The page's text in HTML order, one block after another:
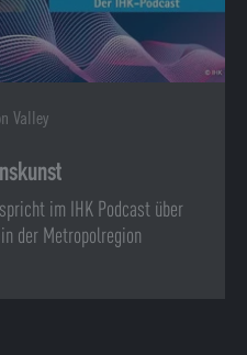
Valley
im IHK Podcast über
der Metropolregion